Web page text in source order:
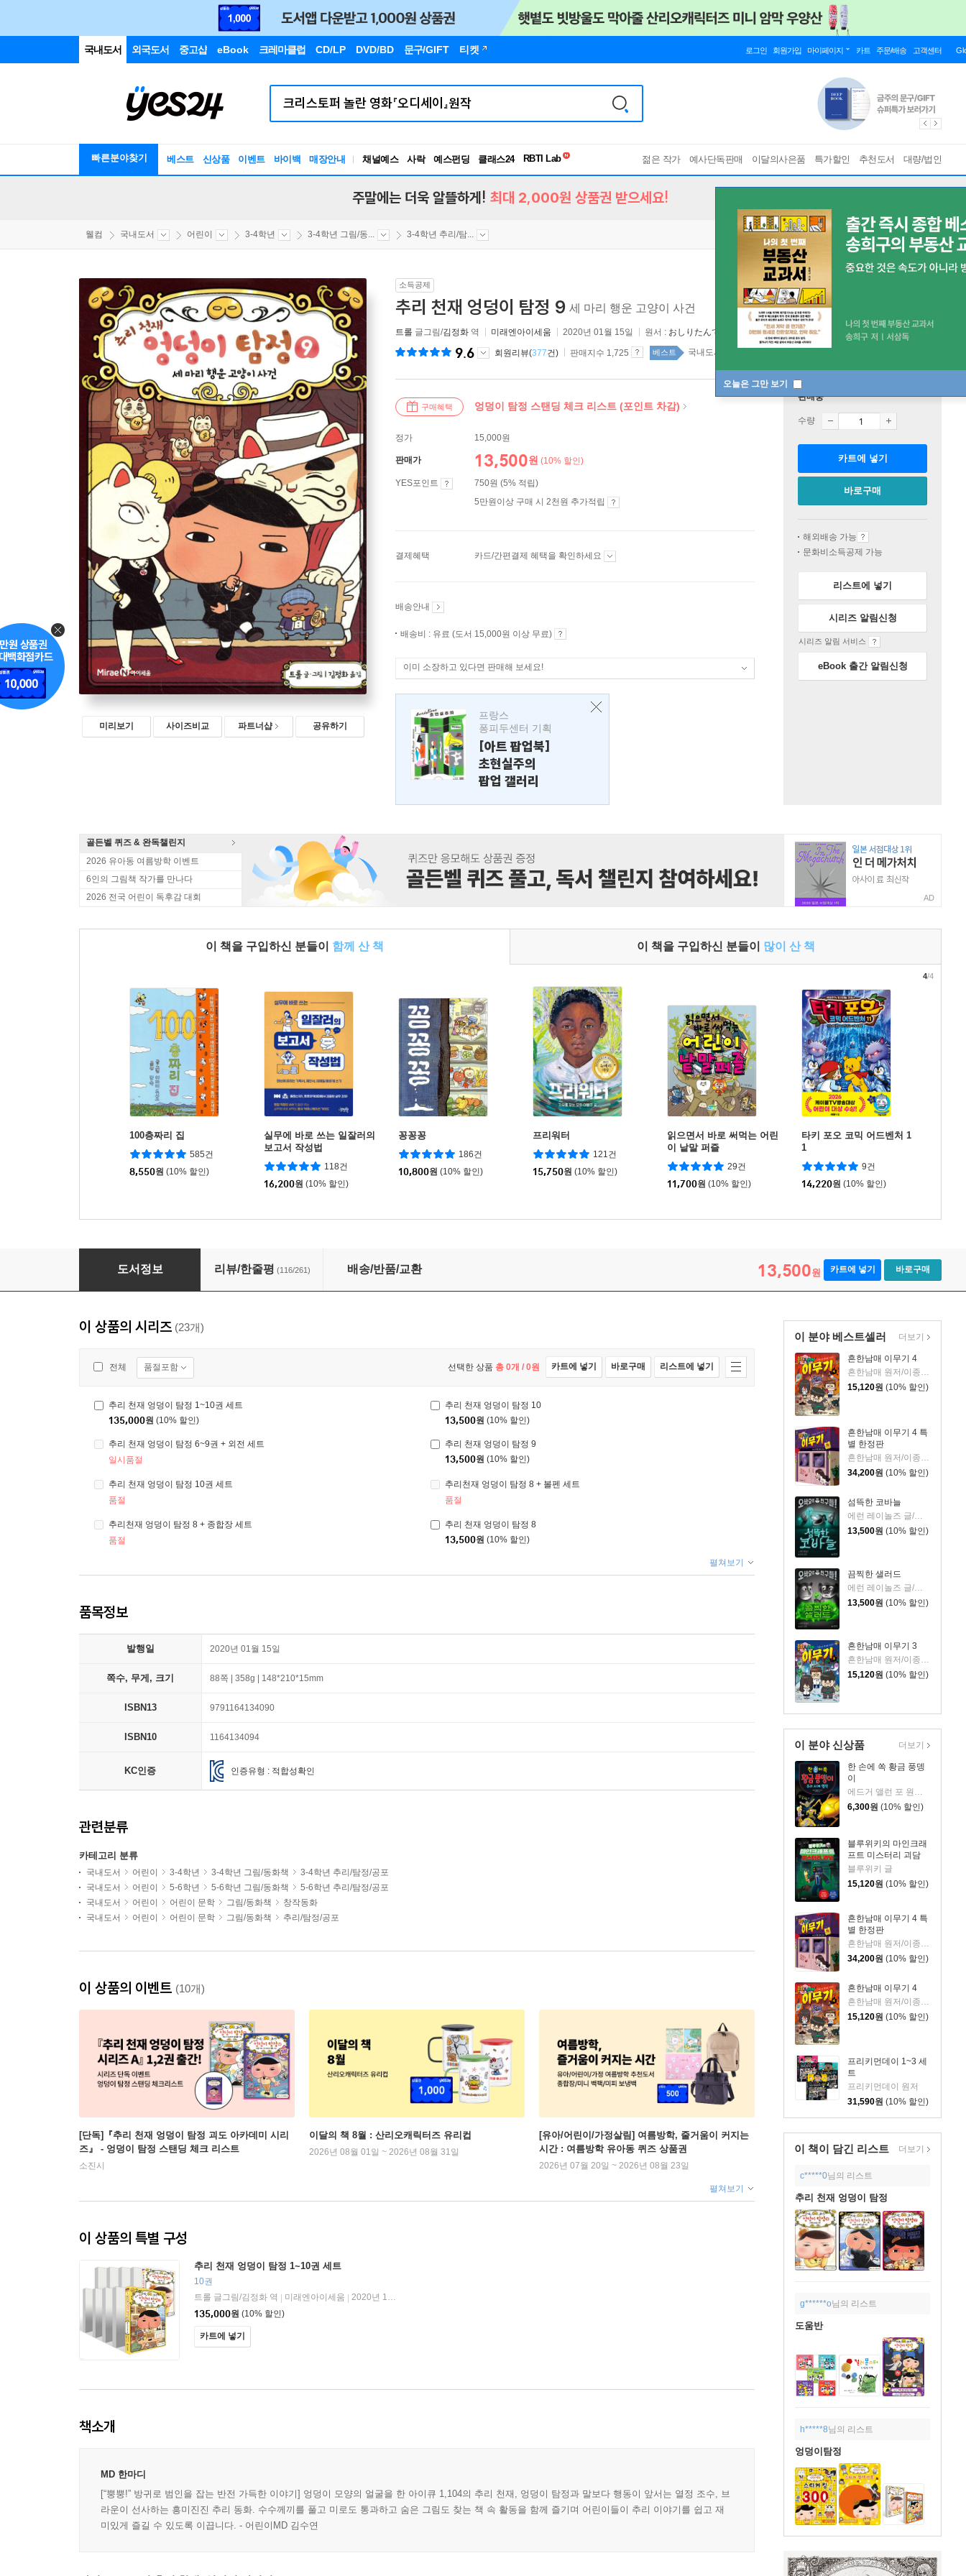
국내도서 외국도서 중고샵 eBook 크레마클럽 CD/LP DVD/BD 문구/GIFT 티켓 로그인 회원가입 마이페이지 카트 주문/배송 고객센터
빠른분야찾기 베스트 신상품 이벤트 바이백 매장안내 채널예스 사락 예스펀딩 클래스24
독서유형검사
젊은 작가 예사단독판매 이달의사은품 특가할인 추천도서 대량/법인
오늘은 그만 보기
주말에는 더욱 알뜰하게! 최대 2,000원 상품권 받으세요!
웰컴 국내도서 어린이 3-4학년 3-4학년 그림/동... 3-4학년 추리/탐...
미리보기 사이즈비교 파트너샵 공유하기
소득공제
추리 천재 엉덩이 탐정 9 세 마리 행운 고양이 사건
트롤 글그림/김정화 역 미래엔아이세움 2020년 01월 15일 원서 : おしりたんてい ラッキ-キャットはだれの てに!
9.6 회원리뷰(377건) 판매지수 1,725 베스트 국내도서 top20 8주
구매혜택 엉덩이 탐정 스탠딩 체크 리스트 (포인트 차감)
정가 15,000원
판매가 13,500원 (10% 할인)
YES포인트
750원 (5% 적립)
5만원이상 구매 시 2천원 추가적립
결제혜택 카드/간편결제 혜택을 확인하세요
배송안내
배송비 : 유료 (도서 15,000원 이상 무료)
이미 소장하고 있다면 판매해 보세요!
프랑스
퐁피두센터 기획
[아트 팝업북]
초현실주의
팝업 갤러리
판매중
수량
카트에 넣기
바로구매
해외배송 가능
문화비소득공제 가능
리스트에 넣기
시리즈 알림신청
시리즈 알림 서비스
eBook 출간 알림신청
골든벨 퀴즈 & 완독챌린지
2026 유아동 여름방학 이벤트
6인의 그림책 작가를 만나다
2026 전국 어린이 독후감 대회
AD
이 책을 구입하신 분들이 함께 산 책 이 책을 구입하신 분들이 많이 산 책
100층짜리 집
585건
8,550원 (10% 할인)
실무에 바로 쓰는 일잘러의
보고서 작성법
118건
16,200원 (10% 할인)
꽁꽁꽁
186건
10,800원 (10% 할인)
프리워터
121건
15,750원 (10% 할인)
읽으면서 바로 써먹는 어린
이 낱말 퍼즐
29건
11,700원 (10% 할인)
타키 포오 코믹 어드벤처 1
1
9건
14,220원 (10% 할인)
4/4
추리 천재 엉덩이 탐정 9
도서정보 리뷰/한줄평 (116/261) 배송/반품/교환 13,500원 카트에 넣기 바로구매
이 분야 베스트셀러
흔한남매 이무기 4
흔한남매 원저/이종혁 글/도니패밀리 그림/흔한컴퍼니 감수
15,120원 (10% 할인)
흔한남매 이무기 4 특
별 한정판
34,200원 (10% 할인)
섬뜩한 코바늘
에런 레이놀즈 글/피터 브라운 그림/홍연미 역
13,500원 (10% 할인)
끔찍한 샐러드
에런 레이놀즈 글/피터 브라운 그림/홍연미 역
13,500원 (10% 할인)
흔한남매 이무기 3
15,120원 (10% 할인)
더보기
이 분야 신상품
한 손에 쏙 황금 풍뎅
이
에드거 앨런 포 원저/계건일 그림
6,300원 (10% 할인)
블루위키의 마인크래
프트 미스터리 괴담
블루위키 글
15,120원 (10% 할인)
흔한남매 이무기 4 특
별 한정판
34,200원 (10% 할인)
흔한남매 이무기 4
흔한남매 원저/이종혁 글/도니패밀리 그림/흔한컴퍼니 감수
15,120원 (10% 할인)
프리키먼데이 1~3 세
트
프리키먼데이 원저
31,590원 (10% 할인)
더보기
이 책이 담긴 리스트 더보기
c*****0님의 리스트
추리 천재 엉덩이 탐정
g******o님의 리스트
도움반
h*****8님의 리스트
엉덩이탐정
이 상품의 시리즈 (23개)
전체 품절포함 선택한 상품 총 0개 / 0원 카트에 넣기 바로구매 리스트에 넣기
추리 천재 엉덩이 탐정 1~10권 세트
135,000원 (10% 할인)
추리 천재 엉덩이 탐정 10
13,500원 (10% 할인)
추리 천재 엉덩이 탐정 6~9권 + 외전 세트
일시품절
추리 천재 엉덩이 탐정 9
13,500원 (10% 할인)
추리 천재 엉덩이 탐정 10권 세트
품절
추리천재 엉덩이 탐정 8 + 볼펜 세트
품절
추리천재 엉덩이 탐정 8 + 종합장 세트
품절
추리 천재 엉덩이 탐정 8
13,500원 (10% 할인)
펼쳐보기
품목정보
발행일 2020년 01월 15일
쪽수, 무게, 크기 88쪽 | 358g | 148*210*15mm
ISBN13 9791164134090
ISBN10 1164134094
KC인증 인증유형 : 적합성확인
관련분류
카테고리 분류
국내도서 어린이 3-4학년 3-4학년 그림/동화책
3-4학년 추리/탐정/공포
국내도서
어린이 5-6학년 5-6학년 그림/동화책
5-6학년 추리/탐정/공포
국내도서
어린이 어린이 문학 그림/동화책
창작동화
국내도서
어린이 어린이 문학 그림/동화책 추리/탐정/공포
이 상품의 이벤트 (10개)
[단독]『추리 천재 엉덩이 탐정 괴도 아카데미 시리
즈』 - 엉덩이 탐정 스탠딩 체크 리스트
소진시
이달의 책 8월 : 산리오캐릭터즈 유리컵
2026년 08월 01일 ~ 2026년 08월 31일
[유아/어린이/가정살림] 여름방학, 줄거움이 커지는
시간 : 여름방학 유아동 퀴즈 상품권
2026년 07월 20일 ~ 2026년 08월 23일
펼쳐보기
이 상품의 특별 구성
추리 천재 엉덩이 탐정 1~10권 세트
10권
트롤 글그림/김정화 역
미래엔아이세움
2020년 12월 15일
135,000원 (10% 할인)
카트에 넣기
책소개
MD 한마디
[“뿡뿡!” 방귀로 범인을 잡는 반전 가득한 이야기] 엉덩이 모양의 얼굴을 한 아이큐 1,104의 추리 천재, 엉덩이 탐정과 말보다 행동이 앞서는 열정 조수, 브
라운이 선사하는 흥미진진 추리 동화. 수수께끼를 풀고 미로도 통과하고 숨은 그림도 찾는 책 속 활동을 함께 즐기며 어린이들이 추리 이야기를 쉽고 재
미있게 즐길 수 있도록 이끕니다. - 어린이MD 김수연